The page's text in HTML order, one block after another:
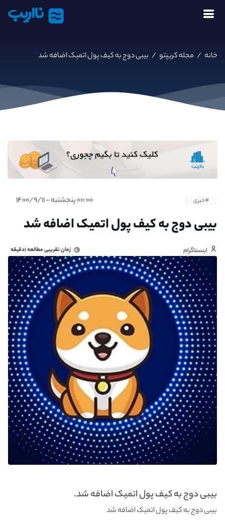
نااریب
خانه / مجله کریپتو / بیبی دوج به کیف پول اتمیک اضافه شد
#خبری ۰۰:۰۰ پنجشنبه - ۱۴۰۰/۹/۱۱
بیبی دوج به کیف پول اتمیک اضافه شد
اینستاگرام زمان تقریبی مطالعه۱دقیقه
بیبی دوج به کیف پول اتمیک اضافه شد.
بیبی دوج به کیف پول اتمیک اضافه شد